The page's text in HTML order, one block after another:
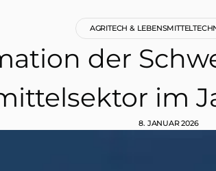
AGRITECH &
der
im
8. JANUAR 2026